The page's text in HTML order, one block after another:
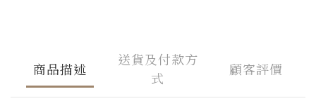
商品描述
送貨及付款方
式
顧客評價